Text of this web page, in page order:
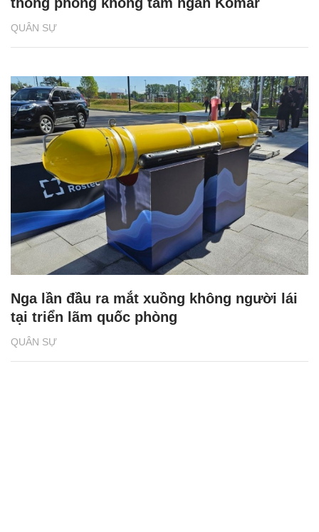
QUÂN SỰ
QUÂN SỰ
Nga lần đầu ra mắt xuồng không người lái
tại triển lãm quốc phòng